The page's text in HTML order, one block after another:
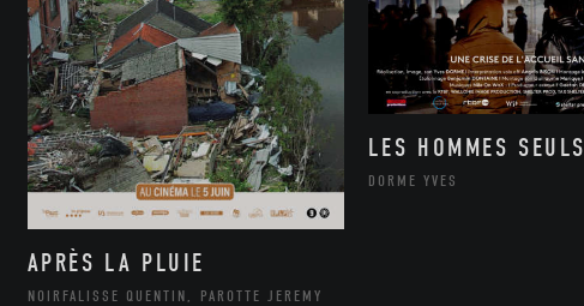
APRÈS LA PLUIE
NOIRFALISSE QUENTIN, PAROTTE JEREMY
LES HOMMES SEULS
DORME YVES